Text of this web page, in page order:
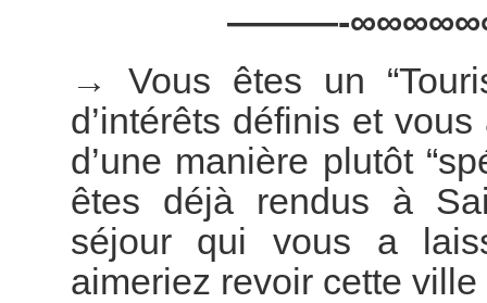
———-
→Vous êtes un
d’intérêts définis et
d’une manière plutôt
êtes déjà rendus à
séjour qui vous a
aimeriez revoir cette